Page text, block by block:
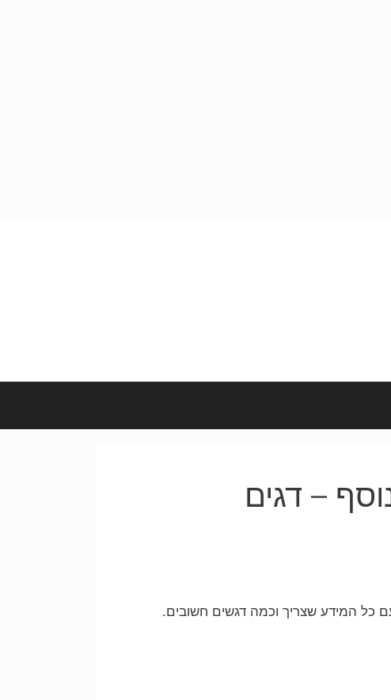
– דגים
כל המידע שצריך וכמה דגשים חשובים.